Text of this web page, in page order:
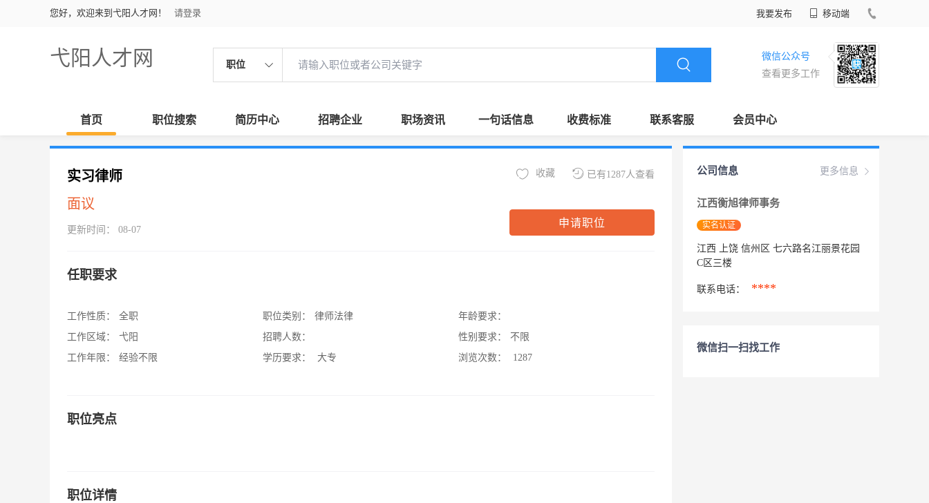
您好，欢迎来到弋阳人才网！ 请登录 我要发布 移动端
弋阳人才网 职位
微信公众号
查看更多工作
首页 职位搜索 简历中心 招聘企业 职场资讯 一句话信息 收费标准 联系客服 会员中心
实习律师
面议
更新时间： 08-07
已有1287人查看
收藏
申请职位
任职要求
工作性质：
全职
工作区域：
弋阳
工作年限：
经验不限
职位类别：
律师法律
招聘人数：
学历要求：
大专
年龄要求：
性别要求：
不限
浏览次数：
1287
职位亮点
职位详情
更多信息
公司信息
江西衡旭律师事务
实名认证
江西 上饶 信州区 七六路名江丽景花园
C区三楼
联系电话： ****
微信扫一扫找工作